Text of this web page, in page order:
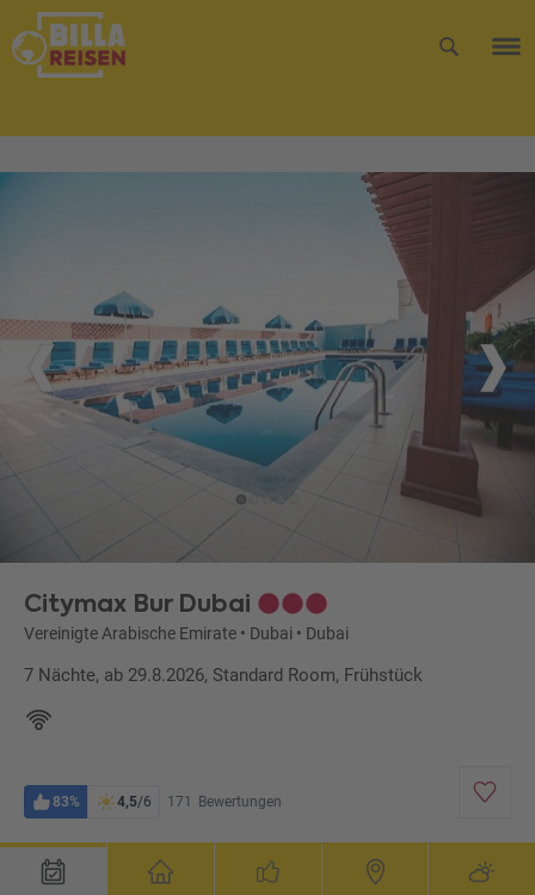
Citymax Bur Dubai
Vereinigte Arabische Emirate • Dubai • Dubai
7 Nächte, ab 29.8.2026, Standard Room, Frühstück
83% 4,5/6 171 Bewertungen